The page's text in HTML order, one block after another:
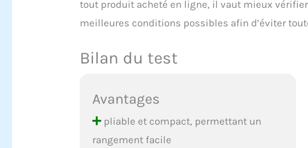
tout produit acheté en ligne, il vaut mieux
meilleures conditions possibles afin d’éviter
Bilan du test
Avantages
pliable et compact, permettant un
rangement facile